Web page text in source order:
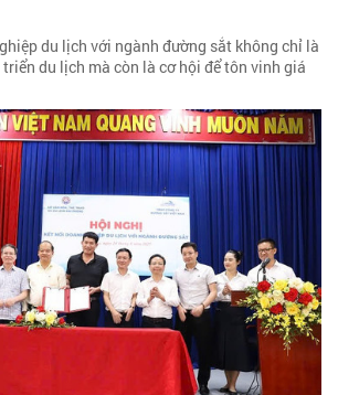
du lịch với ngành đường sắt không chỉ là
du lịch mà còn là cơ hội để tôn vinh giá